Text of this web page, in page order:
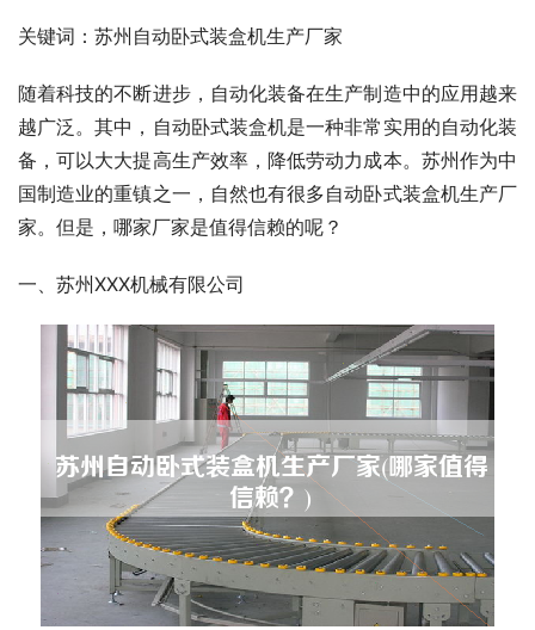
关键词：苏州自动卧式装盒机生产厂家
随着科技的不断进步，自动化装备在生产制造中的应用越来
越广泛。其中，自动卧式装盒机是一种非常实用的自动化装
备，可以大大提高生产效率，降低劳动力成本。苏州作为中
国制造业的重镇之一，自然也有很多自动卧式装盒机生产厂
家。但是，哪家厂家是值得信赖的呢？
一、苏州XXX机械有限公司